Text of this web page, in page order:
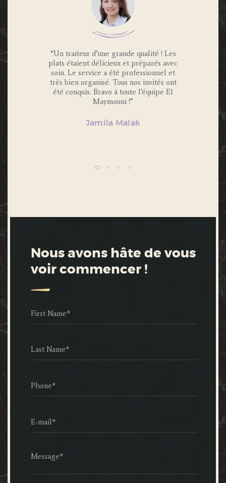
invités
“Un traiteur d’une grande qualité ! Les
plats étaient délicieux et préparés avec
soin. Le service a été professionnel et
très bien organisé. Tous nos invités ont
été conquis. Bravo à toute l’équipe El
Maymouni !”
Jamila Malak
“Nous
Nous avons hâte de vous
voir commencer !